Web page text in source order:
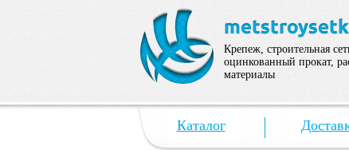
Крепеж, строительная
оцинкованный прокат,
материалы
Каталог